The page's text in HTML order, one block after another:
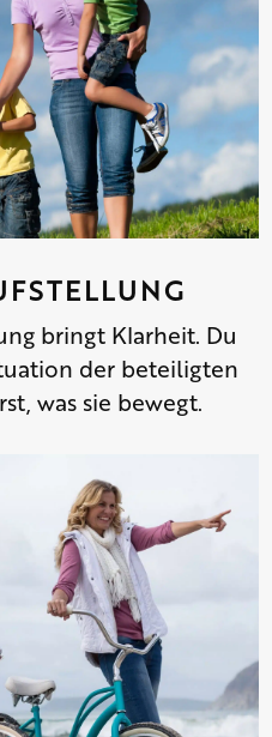
bringt Klarheit. Du
der beteiligten
was sie bewegt.